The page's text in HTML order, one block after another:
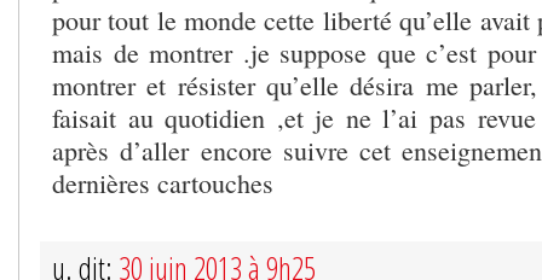
pour tout le monde cette liberté qu’elle avait
mais de montrer .je suppose que c’est
montrer et résister qu’elle désira me
faisait au quotidien ,et je ne l’ai pas
après d’aller encore suivre cet
dernières cartouches
u. dit: 30 juin 2013 à 9h25